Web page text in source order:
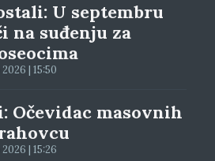
U septembru
na suđenju za
| 15:50
Očevidac masovnih
| 15:26